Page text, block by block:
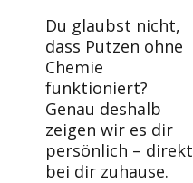
Du glaubst nicht,
dass Putzen ohne
Chemie
funktioniert?
Genau deshalb
zeigen wir es dir
persönlich – direkt
bei dir zuhause.